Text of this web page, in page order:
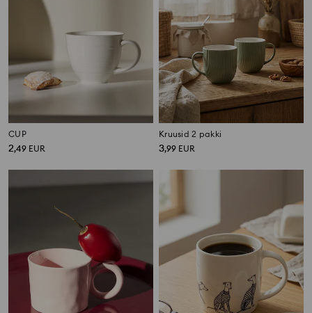
CUP
2,49 EUR
Kruusid 2 pakki
3,99 EUR